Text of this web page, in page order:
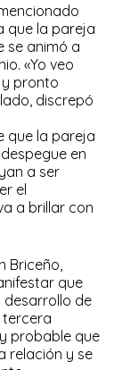
que la pareja
se animó a
«Yo veo
y pronto
discrepó
que la pareja
en
a ser
el
a brillar con
Briceño,
que
desarrollo de
tercera
probable que
relación y se